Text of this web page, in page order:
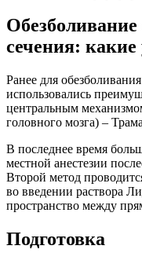
Обезболивание
сечения:
Ранее для
использовались
центральным
головного мозга) –
В последнее время
местной анестезии
Второй метод
во введении раствора
пространство между
Подготовка